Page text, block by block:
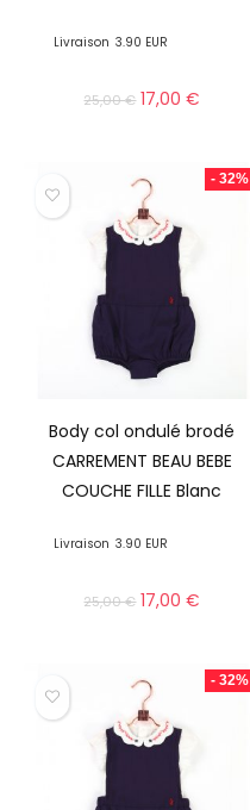
Livraison 3.90 EUR
25,00€ 17,00€
- 32%
Body col ondulé brodé
CARREMENT BEAU BEBE
COUCHE FILLE Blanc
Livraison 3.90 EUR
25,00€ 17,00€
- 32%